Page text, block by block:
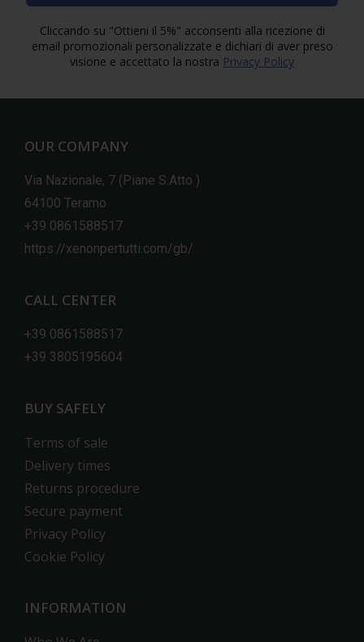
Cliccando su "Ottieni il 5%" acconsenti alla ricezione di
email promozionali personalizzate e dichiari di aver preso
visione e accettato la nostra Privacy Policy
OUR COMPANY
Via Nazionale, 7 (Piane S.Atto )
64100 Teramo
+39 0861588517
https://xenonpertutti.com/gb/
CALL CENTER
+39 0861588517
+39 3805195604
BUY SAFELY
Terms of sale
Delivery times
Returns procedure
Secure payment
Privacy Policy
Cookie Policy
INFORMATION